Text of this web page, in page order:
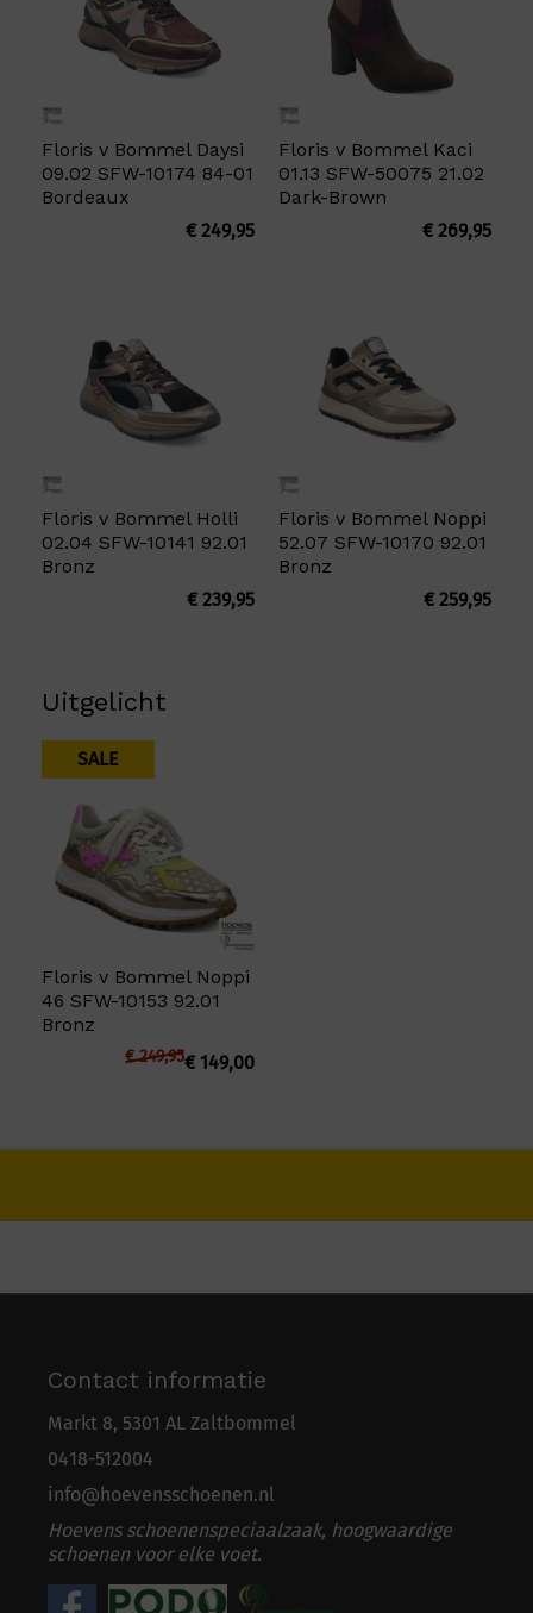
Floris v Bommel Daysi
09.02 SFW-10174 84-01
Bordeaux
€249,95
Floris v Bommel Kaci
01.13 SFW-50075 21.02
Dark-Brown
€269,95
Floris v Bommel Holli
02.04 SFW-10141 92.01
Bronz
€239,95
Floris v Bommel Noppi
52.07 SFW-10170 92.01
Bronz
€259,95
Uitgelicht
SALE
Floris v Bommel Noppi
46 SFW-10153 92.01
Bronz
€149,00
€249,95
Contact informatie
Markt 8, 5301 AL Zaltbommel
0418-512004
info@hoevensschoenen.nl
Hoevens schoenenspeciaalzaak, hoogwaardige
schoenen voor elke voet.